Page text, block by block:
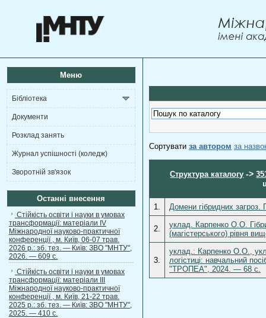
Меню
Бібліотека
Документи
Розклад занять
Журнал успішності (коледж)
Зворотній зв'язок
Останні внесення
Стійкість освіти і науки в умовах
трансформації: матеріали ІV
Міжнародної науково-практичної
конференції , м. Київ, 06-07 трав.
2026 р.: зб. тез. — Київ: ЗВО "МНТУ",
2026. — 609 с.
Стійкість освіти і науки в умовах
трансформації: матеріали ІІІ
Міжнародної науково-практичної
конференції , м. Київ, 21-22 трав.
2025 р.: зб. тез. — Київ: ЗВО "МНТУ",
2025. — 410 с.
Сортувати за автором за
Структура каталогу ->
1. Домени гібридних загроз.
2.
уклад. Карпенко О.О.
(магістерського) рівня
3.
уклад.: Карпенко О.О.,
логістиці: навчальний
"ТРОПЕА", 2024. — 68 с.